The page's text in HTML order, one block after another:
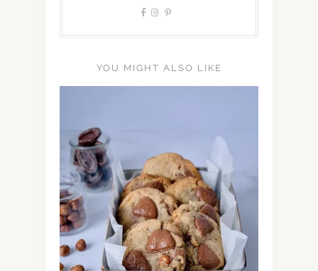
YOU MIGHT ALSO LIKE